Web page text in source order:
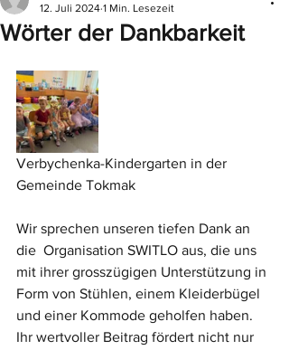
Wörter der Dankbarkeit
12. Juli 2024 1 Min. Lesezeit
Verbychenka-Kindergarten in der
Gemeinde Tokmak
Wir sprechen unseren tiefen Dank an
die  Organisation SWITLO aus, die uns
mit ihrer grosszügigen Unterstützung in
Form von Stühlen, einem Kleiderbügel
und einer Kommode geholfen haben.
Ihr wertvoller Beitrag fördert nicht nur